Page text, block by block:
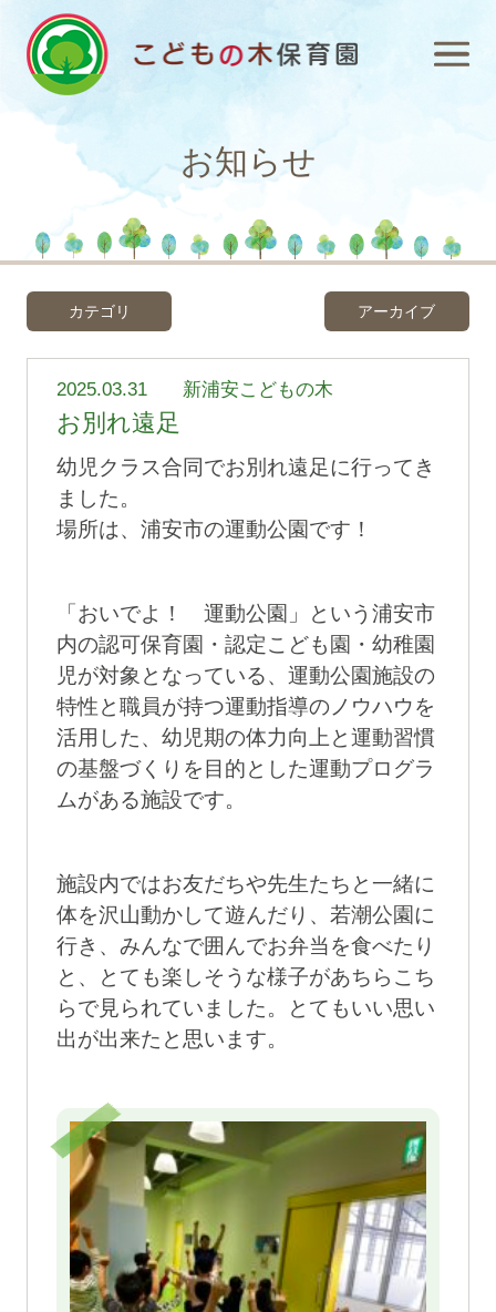
お知らせ
カテゴリ アーカイブ
2025.03.31 新浦安こどもの木
お別れ遠足
幼児クラス合同でお別れ遠足に行ってき
ました。
場所は、浦安市の運動公園です！
「おいでよ！ 運動公園」という浦安市
内の認可保育園・認定こども園・幼稚園
児が対象となっている、運動公園施設の
特性と職員が持つ運動指導のノウハウを
活用した、幼児期の体力向上と運動習慣
の基盤づくりを目的とした運動プログラ
ムがある施設です。
施設内ではお友だちや先生たちと一緒に
体を沢山動かして遊んだり、若潮公園に
行き、みんなで囲んでお弁当を食べたり
と、とても楽しそうな様子があちらこち
らで見られていました。とてもいい思い
出が出来たと思います。